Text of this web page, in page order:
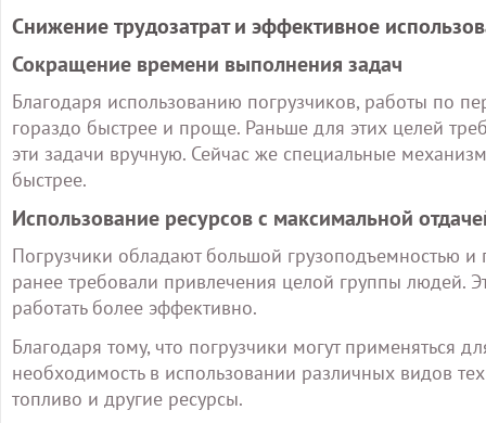
Снижение трудозатрат и эффективное
Сокращение времени выполнения задач
Благодаря использованию погрузчиков, работы по
гораздо быстрее и проще. Раньше для этих целей
эти задачи вручную. Сейчас же специальные
быстрее.
Использование ресурсов с максимальной
Погрузчики обладают большой грузоподъемностью
ранее требовали привлечения целой группы людей.
работать более эффективно.
Благодаря тому, что погрузчики могут применяться
необходимость в использовании различных видов
топливо и другие ресурсы.